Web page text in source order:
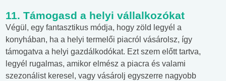
11. Támogasd a helyi vállalkozókat
Végül, egy fantasztikus módja, hogy zöld legyél a
konyhában, ha a helyi termelői piacról vásárolsz, így
támogatva a helyi gazdálkodókat. Ezt szem előtt tartva,
legyél rugalmas, amikor elmész a piacra és valami
szezonálist keresel, vagy vásárolj egyszerre nagyobb